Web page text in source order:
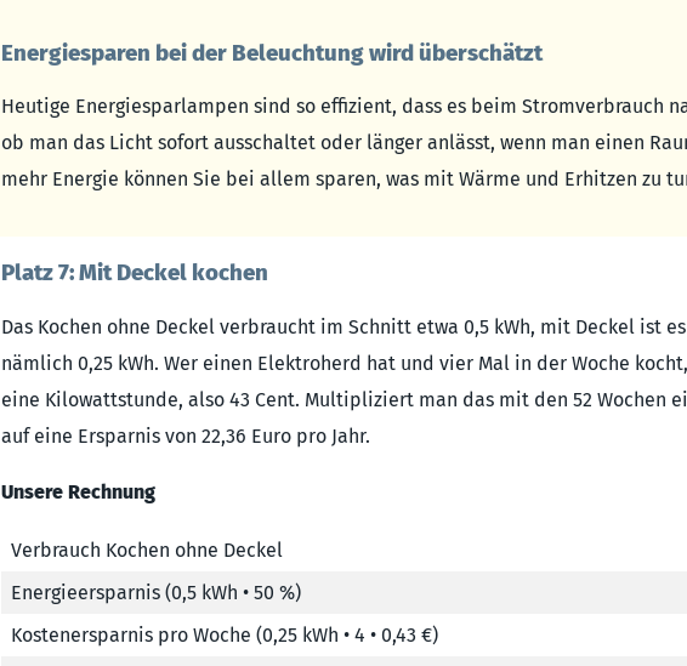
Energiesparen bei der Beleuchtung wird überschätzt
Heutige Energiesparlampen sind so effizient, dass es beim Stromverbrauch
ob man das Licht sofort ausschaltet oder länger anlässt, wenn man einen
mehr Energie können Sie bei allem sparen, was mit Wärme und Erhitzen zu
Platz 7: Mit Deckel kochen
Das Kochen ohne Deckel verbraucht im Schnitt etwa 0,5 kWh, mit Deckel ist
nämlich 0,25 kWh. Wer einen Elektroherd hat und vier Mal in der Woche
eine Kilowattstunde, also 43 Cent. Multipliziert man das mit den 52 Wochen
auf eine Ersparnis von 22,36 Euro pro Jahr.
Unsere Rechnung
Verbrauch Kochen ohne Deckel
Energieersparnis (0,5 kWh • 50 %)
Kostenersparnis pro Woche (0,25 kWh • 4 • 0,43 €)